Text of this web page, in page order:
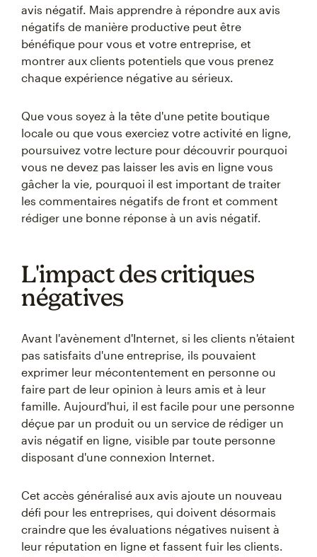
avis négatif. Mais apprendre à répondre aux avis
négatifs de manière productive peut être
bénéfique pour vous et votre entreprise, et
montrer aux clients potentiels que vous prenez
chaque expérience négative au sérieux.
Que vous soyez à la tête d'une petite boutique
locale ou que vous exerciez votre activité en ligne,
poursuivez votre lecture pour découvrir pourquoi
vous ne devez pas laisser les avis en ligne vous
gâcher la vie, pourquoi il est important de traiter
les commentaires négatifs de front et comment
rédiger une bonne réponse à un avis négatif.
L'impact des critiques
négatives
Avant l'avènement d'Internet, si les clients n'étaient
pas satisfaits d'une entreprise, ils pouvaient
exprimer leur mécontentement en personne ou
faire part de leur opinion à leurs amis et à leur
famille. Aujourd'hui, il est facile pour une personne
déçue par un produit ou un service de rédiger un
avis négatif en ligne, visible par toute personne
disposant d'une connexion Internet.
Cet accès généralisé aux avis ajoute un nouveau
défi pour les entreprises, qui doivent désormais
craindre que les évaluations négatives nuisent à
leur réputation en ligne et fassent fuir les clients.